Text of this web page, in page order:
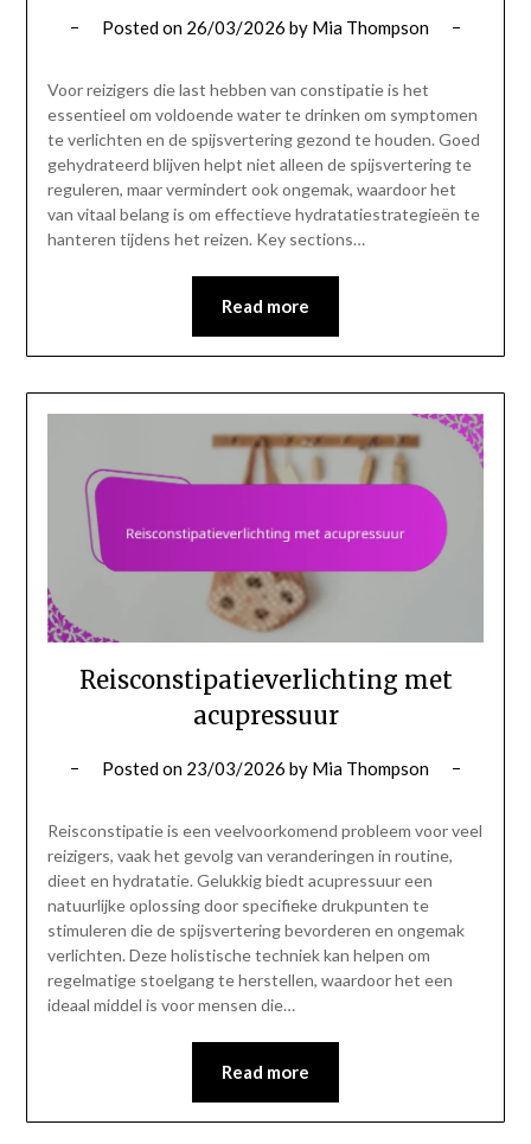
Posted on 26/03/2026 by Mia Thompson
Voor reizigers die last hebben van constipatie is het
essentieel om voldoende water te drinken om symptomen
te verlichten en de spijsvertering gezond te houden. Goed
gehydrateerd blijven helpt niet alleen de spijsvertering te
reguleren, maar vermindert ook ongemak, waardoor het
van vitaal belang is om effectieve hydratatiestrategieën te
hanteren tijdens het reizen. Key sections…
Read more
Reisconstipatieverlichting met
acupressuur
Posted on 23/03/2026 by Mia Thompson
Reisconstipatie is een veelvoorkomend probleem voor veel
reizigers, vaak het gevolg van veranderingen in routine,
dieet en hydratatie. Gelukkig biedt acupressuur een
natuurlijke oplossing door specifieke drukpunten te
stimuleren die de spijsvertering bevorderen en ongemak
verlichten. Deze holistische techniek kan helpen om
regelmatige stoelgang te herstellen, waardoor het een
ideaal middel is voor mensen die…
Read more